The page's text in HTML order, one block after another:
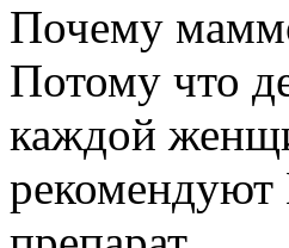
Почему
Потому что
каждой